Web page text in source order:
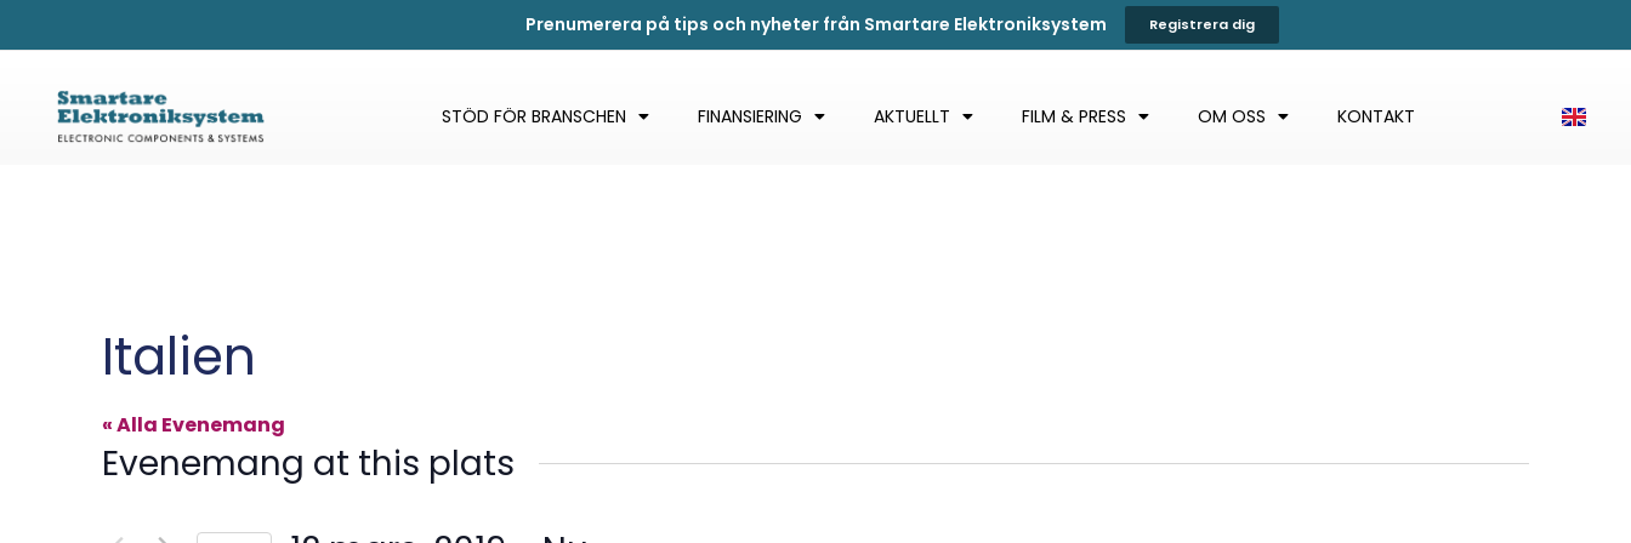
Prenumerera på tips och nyheter från Smartare Elektroniksystem Registrera dig
STÖD FÖR BRANSCHEN FINANSIERING AKTUELLT FILM & PRESS OM OSS KONTAKT
Italien
« Alla Evenemang
Evenemang at this plats